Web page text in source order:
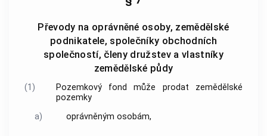
Převody na oprávněné osoby, zemědělské
podnikatele, společníky obchodních
společností, členy družstev a vlastníky
zemědělské půdy
(1)
Pozemkový fond může prodat zemědělské
pozemky
a)
oprávněným osobám,